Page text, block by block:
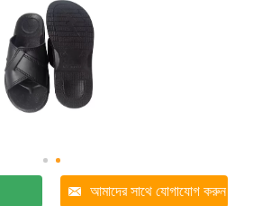
আমাদের সাথে যোগাযোগ করুন